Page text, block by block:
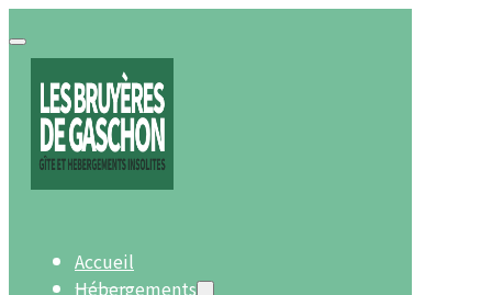
Accueil
Hébergements